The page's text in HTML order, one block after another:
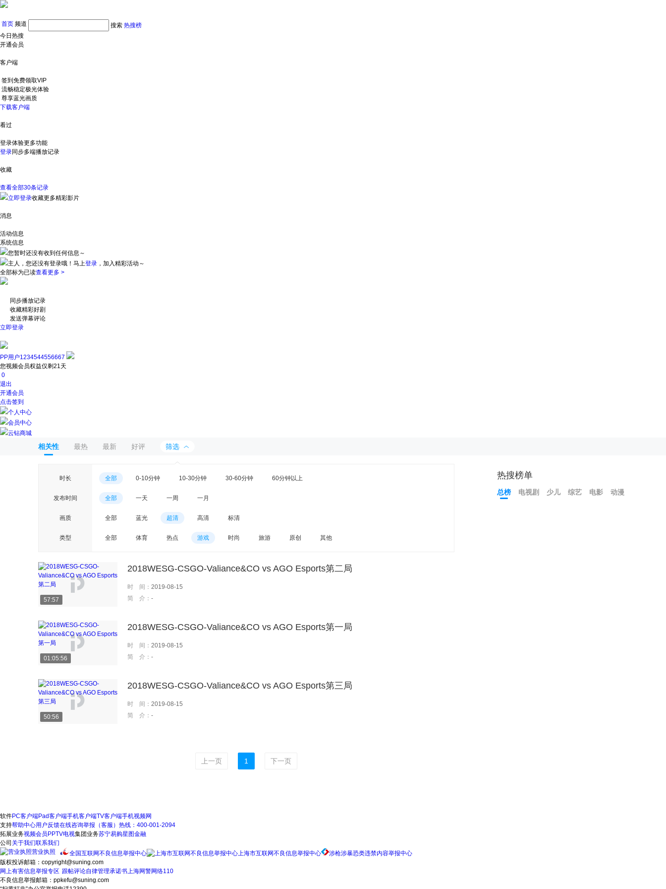
首页 频道 搜索 热搜榜
今日热搜
开通会员
客户端
签到免费领取VIP
流畅稳定极光体验
尊享蓝光画质
下载客户端
看过
登录体验更多功能
登录同步多端播放记录
收藏
查看全部30条记录
立即登录收藏更多精彩影片
消息
活动信息
系统信息
您暂时还没有收到任何信息～
主人，您还没有登录哦！ 马上登录 ，加入精彩活动～
全部标为已读查看更多 >
同步播放记录
收藏精彩好剧
发送弹幕评论
立即登录
PP用户1234544556667
您视频会员权益仅剩21天
0
退出
开通会员
点击签到
个人中心
会员中心
云钻商城
相关性 最热 最新 好评 筛选
时长 全部 0-10分钟 10-30分钟 30-60分钟 60分钟以上
发布时间 全部 一天 一周 一月
画质 全部 蓝光 超清 高清 标清
类型 全部 体育 热点 游戏 时尚 旅游 原创 其他
57:57
2018WESG-CSGO-Valiance&CO vs AGO Esports第二局
时 间： 2019-08-15
简 介： -
01:05:56
2018WESG-CSGO-Valiance&CO vs AGO Esports第一局
时 间： 2019-08-15
简 介： -
50:56
2018WESG-CSGO-Valiance&CO vs AGO Esports第三局
时 间： 2019-08-15
简 介： -
上一页 1 下一页
热搜榜单
总榜 电视剧 少儿 综艺 电影 动漫
软件PC客户端Pad客户端手机客户端TV客户端手机视频网
支持帮助中心用户反馈在线咨询举报（客服）热线：400-001-2094
拓展业务视频会员 PPTV电视集团业务苏宁易购星图金融
公司 关于我们联系我们
全国互联网不良信息举报中心
上海市互联网不良信息举报中心 涉枪涉暴恐类违禁内容举报中心
营业执照
版权投诉邮箱：copyright@suning.com
跟帖评论自律管理承诺书
网上有害信息举报专区
上海网警网络110
不良信息举报邮箱：ppkefu@suning.com